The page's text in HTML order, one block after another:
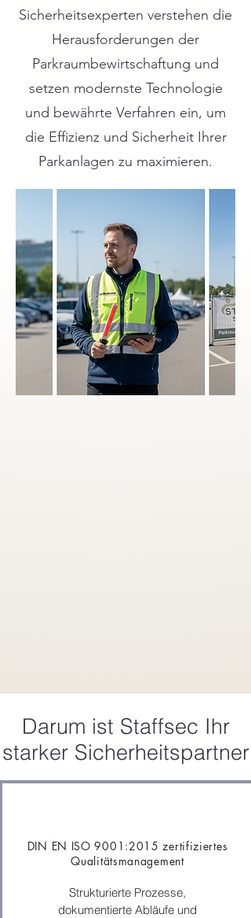
Sicherheitsexperten verstehen die
Herausforderungen der
Parkraumbewirtschaftung und
setzen modernste Technologie
und bewährte Verfahren ein, um
die Effizienz und Sicherheit Ihrer
Parkanlagen zu maximieren.
Darum ist Staffsec Ihr
starker Sicherheitspartner
DIN EN ISO 9001:2015 zertifiziertes
Qualitätsmanagement
Strukturierte Prozesse,
dokumentierte Abläufe und